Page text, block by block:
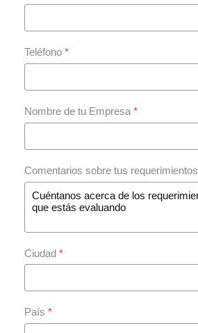
Teléfono *
Nombre de tu Empresa *
Comentarios sobre tus requerimientos
Ciudad *
País *